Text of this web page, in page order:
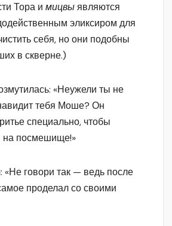
Тора и мицвыявляются
эликсиром для
себя, но они подобны
в скверне.)
«Неужели ты не
тебя Моше? Он
специально, чтобы
на посмешище!»
«Не говори так — ведь после
проделал со своими